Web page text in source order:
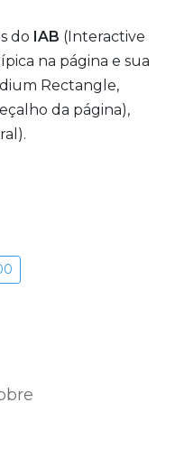
do IAB (Interactive
na página e sua
Rectangle,
da página),